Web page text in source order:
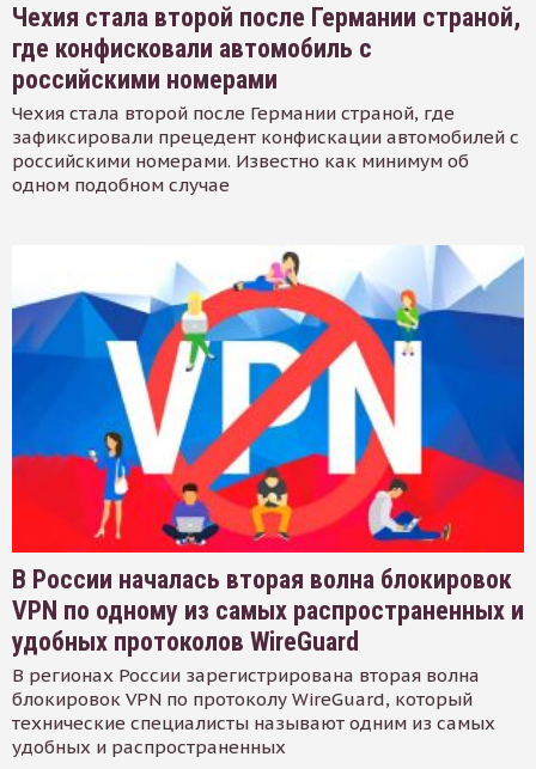
Чехия стала второй после Германии страной,
где конфисковали автомобиль с
российскими номерами
Чехия стала второй после Германии страной, где
зафиксировали прецедент конфискации автомобилей с
российскими номерами. Известно как минимум об
одном подобном случае
В России началась вторая волна блокировок
VPN по одному из самых распространенных и
удобных протоколов WireGuard
В регионах России зарегистрирована вторая волна
блокировок VPN по протоколу WireGuard, который
технические специалисты называют одним из самых
удобных и распространенных